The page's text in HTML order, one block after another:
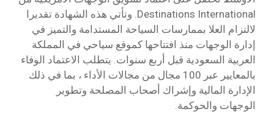
Destinations International. وتأتي هذه الشهادة تقديرا
لالتزام العلا بممارسات السياحة المستدامة والتميز في
إدارة الوجهات منذ افتتاحها كموقع سياحي في المملكة
العربية السعودية قبل أربع سنوات. يتطلب الاعتماد الوفاء
بالمعايير عبر 100 مجال من مجالات الأداء ، بما في ذلك
الإدارة المالية وإشراك أصحاب المصلحة وتطوير
الوجهات والحوكمة.